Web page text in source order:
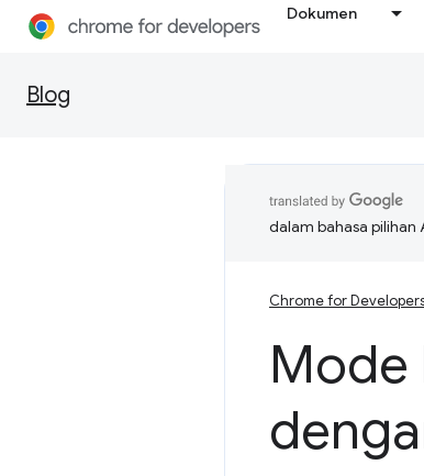
Dokumen
Blog
dalam bahasa pilihan
Chrome for
Mode